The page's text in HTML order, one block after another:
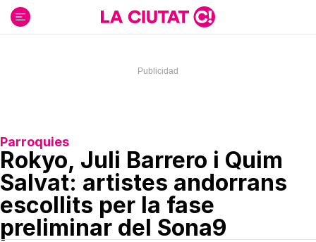
contenido
Parroquies
Rokyo, Juli Barrero i Quim
Salvat: artistes andorrans
escollits per la fase
preliminar del Sona9